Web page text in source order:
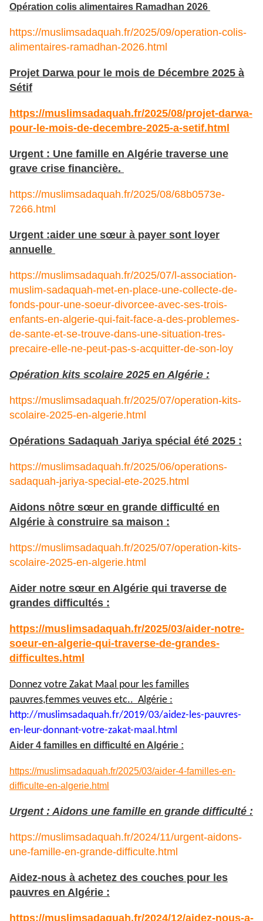
Opération colis alimentaires Ramadhan 2026
https://muslimsadaquah.fr/2025/09/operation-colis-
alimentaires-ramadhan-2026.html
Projet Darwa pour le mois de Décembre 2025 à
Sétif
https://muslimsadaquah.fr/2025/08/projet-darwa-
pour-le-mois-de-decembre-2025-a-setif.html
Urgent : Une famille en Algérie traverse une
grave crise financière.
https://muslimsadaquah.fr/2025/08/68b0573e-
7266.html
Urgent :aider une sœur à payer sont loyer
annuelle
https://muslimsadaquah.fr/2025/07/l-association-
muslim-sadaquah-met-en-place-une-collecte-de-
fonds-pour-une-soeur-divorcee-avec-ses-trois-
enfants-en-algerie-qui-fait-face-a-des-problemes-
de-sante-et-se-trouve-dans-une-situation-tres-
precaire-elle-ne-peut-pas-s-acquitter-de-son-loy
Opération kits scolaire 2025 en Algérie :
https://muslimsadaquah.fr/2025/07/operation-kits-
scolaire-2025-en-algerie.html
Opérations Sadaquah Jariya spécial été 2025 :
https://muslimsadaquah.fr/2025/06/operations-
sadaquah-jariya-special-ete-2025.html
Aidons nôtre sœur en grande difficulté en
Algérie à construire sa maison :
https://muslimsadaquah.fr/2025/07/operation-kits-
scolaire-2025-en-algerie.html
Aider notre sœur en Algérie qui traverse de
grandes difficultés :
https://muslimsadaquah.fr/2025/03/aider-notre-
soeur-en-algerie-qui-traverse-de-grandes-
difficultes.html
Donnez votre Zakat Maal pour les familles
pauvres,femmes veuves etc.. Algérie :
http://muslimsadaquah.fr/2019/03/aidez-les-pauvres-
en-leur-donnant-votre-zakat-maal.html
Aider 4 familles en difficulté en Algérie :
https://muslimsadaquah.fr/2025/03/aider-4-familles-en-
difficulte-en-algerie.html
Urgent : Aidons une famille en grande difficulté :
https://muslimsadaquah.fr/2024/11/urgent-aidons-
une-famille-en-grande-difficulte.html
Aidez-nous à achetez des couches pour les
pauvres en Algérie :
https://muslimsadaquah.fr/2024/12/aidez-nous-a-